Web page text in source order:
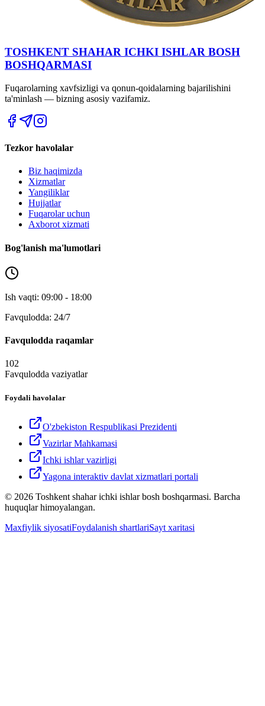
TOSHKENT SHAHAR IСHKI ISHLAR BOSH
BOSHQARMASI
Fuqarolarning xavfsizligi va qonun-qoidalarning bajarilishini
ta'minlash — bizning asosiy vazifamiz.
Tezkor havolalar
Biz haqimizda
Xizmatlar
Yangiliklar
Hujjatlar
Fuqarolar uchun
Axborot xizmati
Bog'lanish ma'lumotlari
Ish vaqti: 09:00 - 18:00
Favqulodda: 24/7
Favqulodda raqamlar
102
Favqulodda vaziyatlar
Foydali havolalar
O'zbekiston Respublikasi Prezidenti
Vazirlar Mahkamasi
Ichki ishlar vazirligi
Yagona interaktiv davlat xizmatlari portali
© 2026 Toshkent shahar ichki ishlar bosh boshqarmasi. Barcha
huquqlar himoyalangan.
Maxfiylik siyosatiFoydalanish shartlariSayt xaritasi